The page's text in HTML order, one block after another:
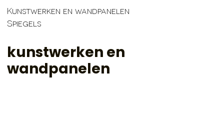
kunstwerken en
wandpanelen
Kunstwerken en wandpanelen
Spiegels